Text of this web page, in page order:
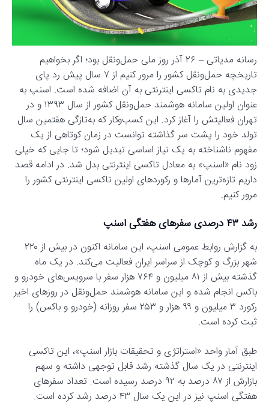
رسانه مدیاتی – ۲۶ آذر روز ملی حمل‌و‌نقل بود؛ اگر بخواهیم
تاریخچه حمل‌ونقل کشور را مرور کنیم از ۷ سال پیش رد پای
جدیدی به نام تاکسی‌ اینترنتی به آن اضافه شده است. اسنپ به
عنوان اولین سامانه هوشمند حمل‌‌ونقل کشور از سال ۱۳۹۳ و در
تهران فعالیتش را آغاز کرد. این کسب‌و‌کار که به‌تازگی هفتمین سال
تولد خود را پشت سر گذاشته توانست در زمان کوتاهی از یک
مفهوم ناشناخته به یک نیاز اساسی تبدیل شود؛ تا جایی که خیلی
زود نام «اسنپ» به معادل تاکسی‌ اینترنتی بدل شد. در ادامه قصد
داریم تازه‌ترین آمارها و رکوردهای اولین تاکسی اینترنتی کشور را
مرور کنیم.
رشد۴۳درصدی سفرهای هفتگی اسنپ
به گزارش روابط عمومی اسنپ، این سامانه اکنون در بیش از ۲۲۰
شهر بزرگ و کوچک از سراسر ایران فعالیت می‌کند. در یک ماه
گذشته بیش از ۸۱ میلیون و ۷۶۴ هزار سفر با سرویس‌های خودرو و
باکس انجام شده و این سامانه هوشمند حمل‌و‌نقل در روزهای اخیر
رکورد ۳ میلیون و ۹۹ هزار و ۲۵۳ سفر روزانه (خودرو و باکس) را
ثبت کرده است.
طبق آمار واحد «استراتژی و تحقیقات بازار اسنپ»، این تاکسی
اینترنتی در یک سال گذشته رشد قابل توجهی داشته و سهم
بازارش از ۸۷ درصد به ۹۲ درصد رسیده است. تعداد سفرهای
هفتگی اسنپ نیز در این یک سال ۴۳ درصد رشد کرده است.